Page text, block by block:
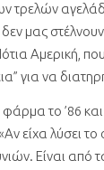
τρελών
μας
Αμερική,
για να
το ’86 και
είχα λύσει το
Είναι από